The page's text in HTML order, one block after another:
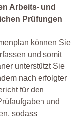
Arbeits- und
Prüfungen
können Sie
und somit
unterstützt Sie
nach erfolgter
für den
und
sodass